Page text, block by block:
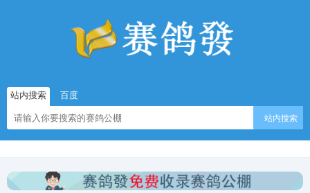
站内搜索 百度
站内搜索